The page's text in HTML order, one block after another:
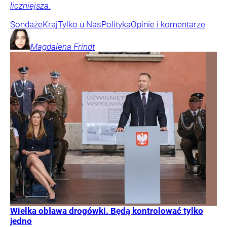
liczniejsza.
SondażeKrajTylko u NasPolitykaOpinie i komentarze
Magdalena Frindt
Wielka obława drogówki. Będą kontrolować tylko
jedno